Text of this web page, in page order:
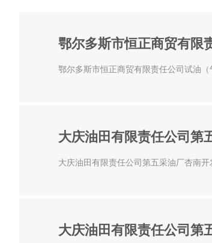
鄂尔多斯市恒正商贸有限
鄂尔多斯市恒正商贸有限责任公司试油（
大庆油田有限责任公司第
大庆油田有限责任公司第五采油厂杏南
大庆油田有限责任公司第